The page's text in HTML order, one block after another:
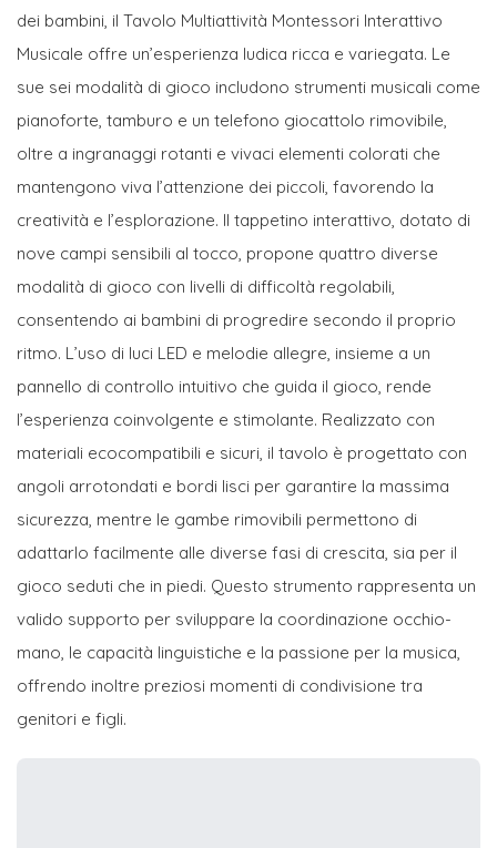
dei bambini, il Tavolo Multiattività Montessori Interattivo
Musicale offre un’esperienza ludica ricca e variegata. Le
sue sei modalità di gioco includono strumenti musicali come
pianoforte, tamburo e un telefono giocattolo rimovibile,
oltre a ingranaggi rotanti e vivaci elementi colorati che
mantengono viva l’attenzione dei piccoli, favorendo la
creatività e l’esplorazione. Il tappetino interattivo, dotato di
nove campi sensibili al tocco, propone quattro diverse
modalità di gioco con livelli di difficoltà regolabili,
consentendo ai bambini di progredire secondo il proprio
ritmo. L’uso di luci LED e melodie allegre, insieme a un
pannello di controllo intuitivo che guida il gioco, rende
l’esperienza coinvolgente e stimolante. Realizzato con
materiali ecocompatibili e sicuri, il tavolo è progettato con
angoli arrotondati e bordi lisci per garantire la massima
sicurezza, mentre le gambe rimovibili permettono di
adattarlo facilmente alle diverse fasi di crescita, sia per il
gioco seduti che in piedi. Questo strumento rappresenta un
valido supporto per sviluppare la coordinazione occhio-
mano, le capacità linguistiche e la passione per la musica,
offrendo inoltre preziosi momenti di condivisione tra
genitori e figli.